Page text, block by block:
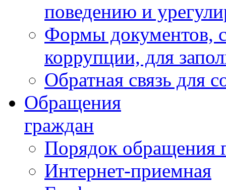
поведению и
Формы документов,
коррупции, для
Обратная связь для
Обращения
граждан
Порядок обращения
Интернет-приемная